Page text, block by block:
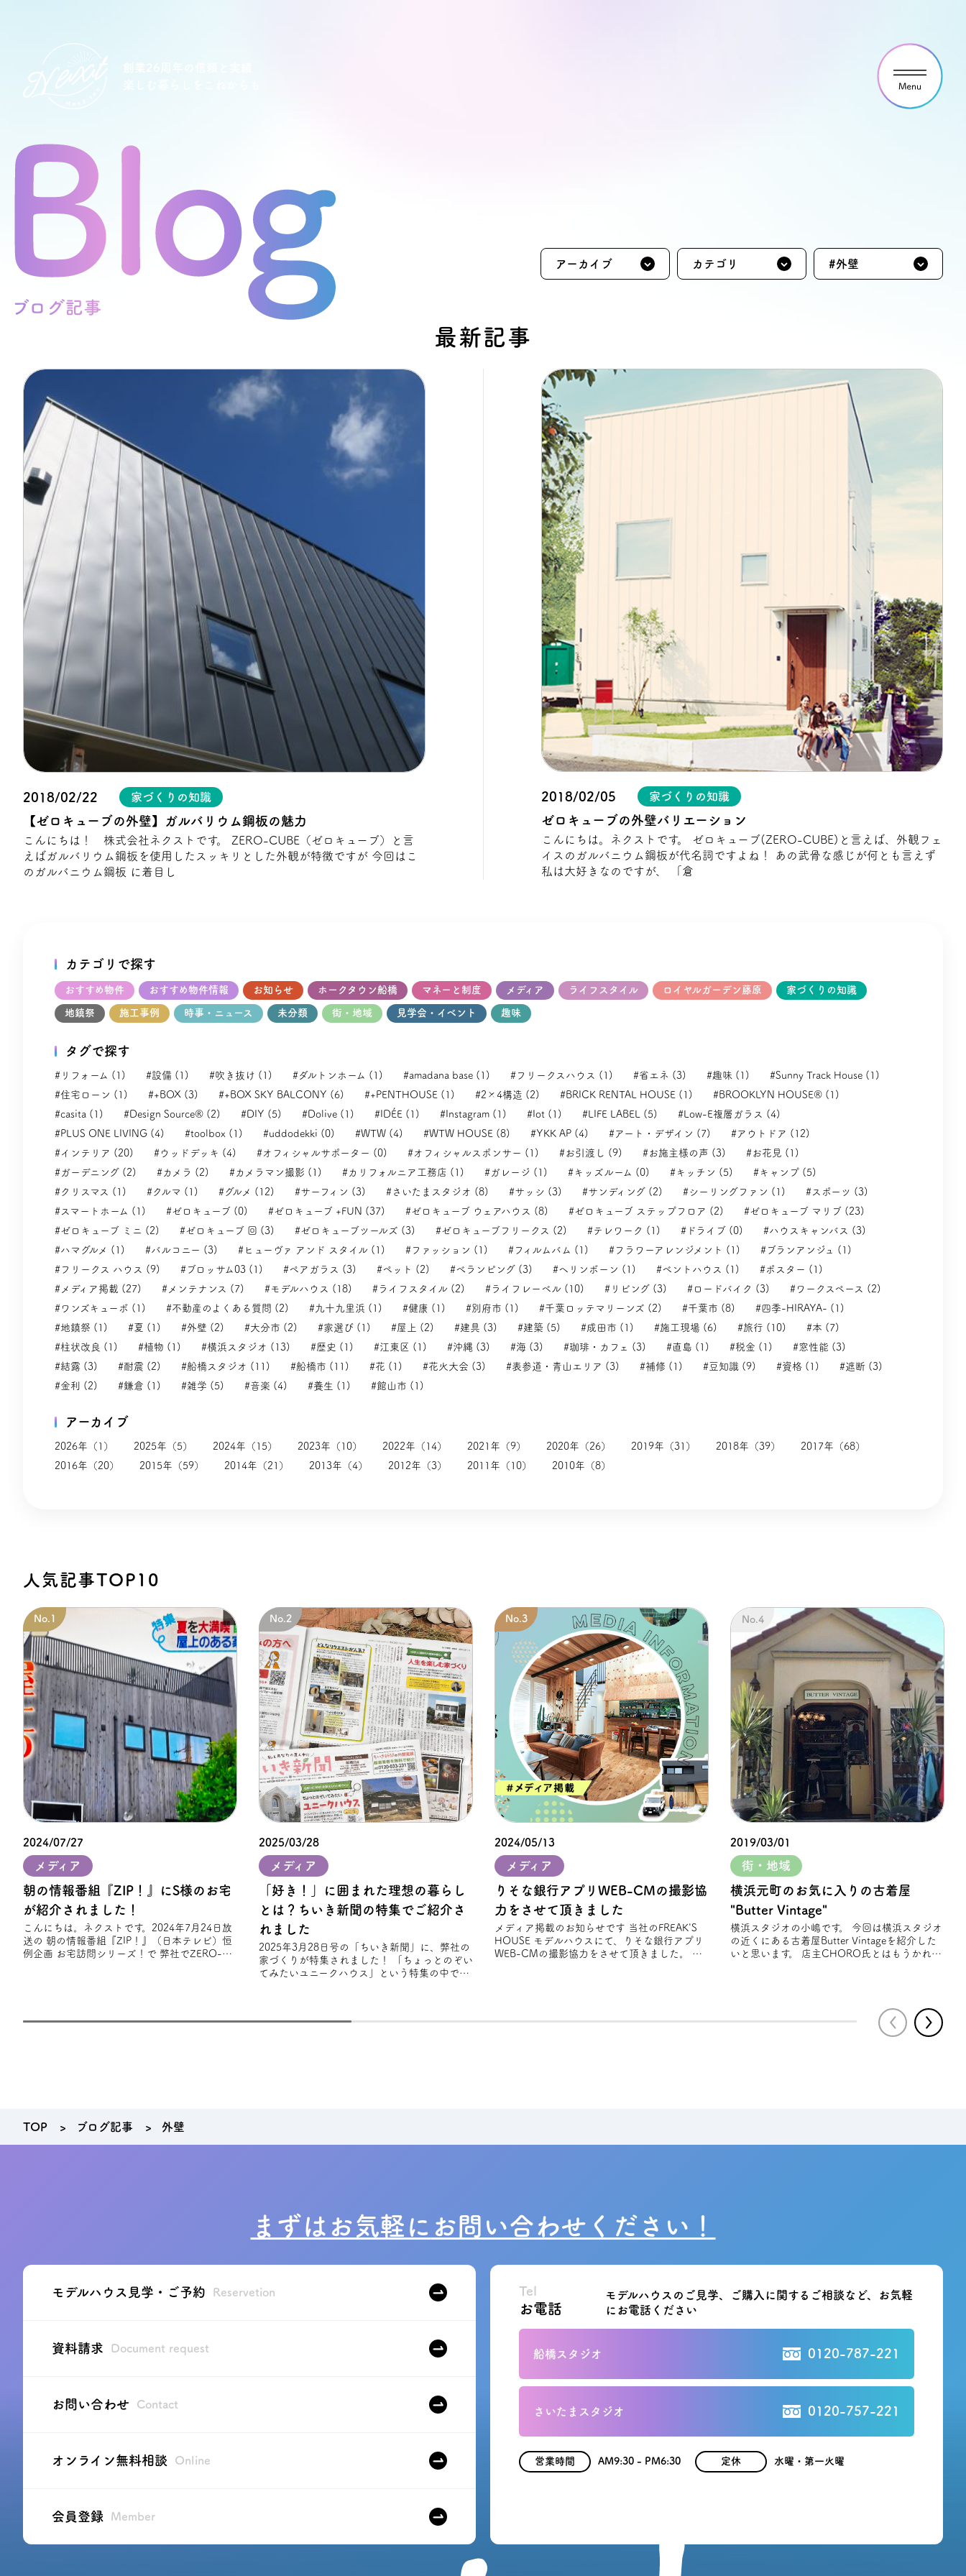
創業26周年の信頼と実績
住宅商品
イベント
オススメ物件
ごあいさつ
チーム紹介
ブログ
会社案内
キャンペーン
SDGs
プライバシーポリシー
会員登録
お電話
営業時間: AM9:30-PM8:00
定休: 水曜・第一火曜
0120-787-221
0120-757-221
カテゴリ #外壁
最新記事
2018/02/22 家づくりの知識
【ゼロキューブの外壁】ガルバリウム鋼板の魅力
こんにちは！ 株式会社ネクストです。 ZERO-CUBE（ゼロキューブ）と言
えばガルバリウム鋼板を使用したスッキリとした外観が特徴ですが 今回はこ
のガルバニウム鋼板 に着目し
2018/02/05 家づくりの知識
ゼロキューブの外壁バリエーション
こんにちは。ネクストです。 ゼロキューブ(ZERO-CUBE)と言えば、外観フェ
イスのガルバニウム鋼板が代名詞ですよね！ あの武骨な感じが何とも言えず
私は大好きなのですが、 「倉
カテゴリで探す
おすすめ物件 おすすめ物件情報 お知らせ ホークタウン船橋 マネーと制度 メディア ライフスタイル ロイヤルガーデン藤原 家づくりの知識
地鎮祭 施工事例 時事・ニュース 未分類 街・地域 見学会・イベント 趣味
タグで探す
#リフォーム (1) #設備 (1) #吹き抜け (1) #ダルトンホーム (1) #amadana base (1) #フリークスハウス (1) #省エネ (3) #趣味 (1)
#Sunny Track House (1)
#住宅ローン (1)
#+BOX (3) #+BOX SKY BALCONY (6) #+PENTHOUSE (1) #2×4構造 (2) #BRICK RENTAL HOUSE (1)
#BROOKLYN HOUSE® (1)
#casita (1)
#Design Source® (2) #DIY (5) #Dolive (1) #IDÉE (1) #Instagram (1) #Iot (1) #LIFE LABEL (5)
#Low-E複層ガラス (4)
#PLUS ONE LIVING (4)
#toolbox (1) #uddodekki (0) #WTW (4) #WTW HOUSE (8) #YKK AP (4) #アート・デザイン (7)
#アウトドア (12)
#インテリア (20)
#ウッドデッキ (4) #オフィシャルサポーター (0) #オフィシャルスポンサー (1) #お引渡し (9) #お施主様の声 (3)
#お花見 (1)
#ガーデニング (2)
#カメラ (2) #カメラマン撮影 (1) #カリフォルニア工務店 (1) #ガレージ (1) #キッズルーム (0) #キッチン (5)
#キャンプ (5)
#クリスマス (1)
#クルマ (1) #グルメ (12) #サーフィン (3) #さいたまスタジオ (8) #サッシ (3) #サンディング (2) #シーリングファン (1)
#スポーツ (3)
#スマートホーム (1)
#ゼロキューブ (0) #ゼロキューブ +FUN (37) #ゼロキューブ ウェアハウス (8) #ゼロキューブ ステップフロア (2)
#ゼロキューブ マリブ (23)
#ゼロキューブ ミニ (2)
#ゼロキューブ 回 (3) #ゼロキューブツールズ (3) #ゼロキューブフリークス (2) #テレワーク (1) #ドライブ (0)
#ハウスキャンバス (3)
#ハマグルメ (1)
#バルコニー (3) #ヒューヴァ アンド スタイル (1) #ファッション (1) #フィルムバム (1) #フラワーアレンジメント (1)
#ブランアンジュ (1)
#フリークス ハウス (9)
#ブロッサム03 (1) #ペアガラス (3) #ペット (2) #べランピング (3) #ヘリンボーン (1) #ベントハウス (1)
#ポスター (1)
#メディア掲載 (27)
#メンテナンス (7) #モデルハウス (18) #ライフスタイル (2) #ライフレーベル (10) #リビング (3) #ロードバイク (3)
#ワークスペース (2)
#ワンズキューボ (1)
#不動産のよくある質問 (2) #九十九里浜 (1) #健康 (1) #別府市 (1) #千葉ロッテマリーンズ (2) #千葉市 (8)
#四季-HIRAYA- (1)
#地鎮祭 (1)
#夏 (1) #外壁 (2) #大分市 (2) #家選び (1) #屋上 (2) #建具 (3) #建築 (5) #成田市 (1) #施工現場 (6) #旅行 (10)
#本 (7)
#柱状改良 (1)
#植物 (1) #横浜スタジオ (13) #歴史 (1) #江東区 (1) #沖縄 (3) #海 (3) #珈琲・カフェ (3) #直島 (1) #税金 (1)
#窓性能 (3)
#結露 (3)
#耐震 (2) #船橋スタジオ (11) #船橋市 (11) #花 (1) #花火大会 (3) #表参道・青山エリア (3) #補修 (1) #豆知識 (9) #資格 (1)
#遮断 (3)
#金利 (2)
#鎌倉 (1) #雑学 (5) #音楽 (4) #養生 (1) #館山市 (1)
アーカイブ
2026年（1） 2025年（5） 2024年（15） 2023年（10） 2022年（14） 2021年（9） 2020年（26） 2019年（31） 2018年（39）
2017年（68）
2016年（20）
2015年（59） 2014年（21） 2013年（4） 2012年（3） 2011年（10） 2010年（8）
人気記事TOP10
2024/07/27
メディア
朝の情報番組『ZIP！』にS様のお宅
が紹介されました！
こんにちは。ネクストです。2024年7月24日放
送の 朝の情報番組『ZIP！』（日本テレビ）恒
例企画 お宅訪問シリーズ！で 弊社でZERO-
2025/03/28
メディア
「好き！」に囲まれた理想の暮らし
とは？ちいき新聞の特集でご紹介さ
れました
2025年3月28日号の「ちいき新聞」に、弊社の
家づくりが特集されました！ 「ちょっとのぞい
てみたいユニークハウス」という特集の中で、
2024/05/13
メディア
りそな銀⾏アプリWEB-CMの撮影協
力をさせて頂きました
メディア掲載のお知らせです 当社のFREAK'S
HOUSE モデルハウスにて、りそな銀⾏アプリ
WEB-CMの撮影協力をさせて頂きました。 春
2019/03/01
街・地域
横浜元町のお気に入りの古着屋
"Butter Vintage"
横浜スタジオの小嶋です。 今回は横浜スタジオ
の近くにある古着屋Butter Vintageを紹介した
いと思います。 店主CHORO氏とはもうかれこ
TOP ブログ記事 外壁
まずはお気軽に お問い合わせください！
モデルハウス見学・ご予約 Reservetion
資料請求 Document request
お問い合わせ Contact
オンライン無料相談 Online
会員登録 Member
Tel
お電話
モデルハウスのご見学、ご購入に関する ご相談など、お気軽
にお電話ください
船橋スタジオ 0120-787-221
さいたまスタジオ 0120-757-221
営業時間 AM9:30 - PM6:30 定休 水曜・第一火曜